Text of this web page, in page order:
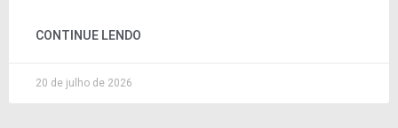
CONTINUE LENDO
20 de julho de 2026